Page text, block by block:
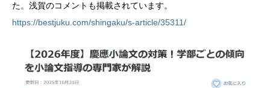
た。浅賀のコメントも掲載されています。
https://bestjuku.com/shingaku/s-article/35311/